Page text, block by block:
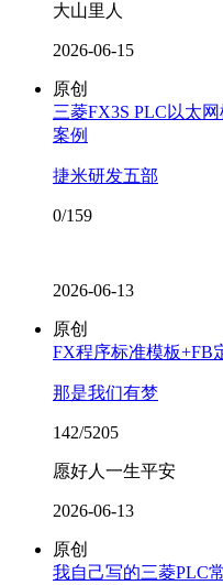
大山里人
2026-06-15
原创
三菱FX3S PLC以太
案例
捷米研发五部
0/159
2026-06-13
原创
FX程序标准模板+FB
那是我们有梦
142/5205
愿好人一生平安
2026-06-13
原创
我自己写的三菱PLC